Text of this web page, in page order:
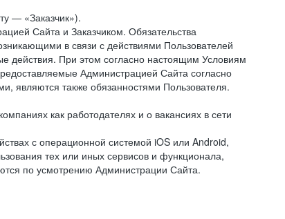
— «Заказчик»).
Сайта и Заказчиком. Обязательства
в связи с действиями Пользователей
действия. При этом согласно настоящим Условиям
Администрацией Сайта согласно
являются также обязанностями Пользователя.
как работодателях и о вакансиях в сети
с операционной системой iOS или Android,
тех или иных сервисов и функционала,
по усмотрению Администрации Сайта.